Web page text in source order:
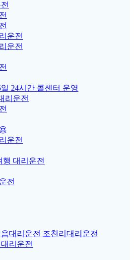
운전
운전
24시간 콜센터 운영
리운전
운전
대리운전
전
대리운전 조천리대리운전
리운전